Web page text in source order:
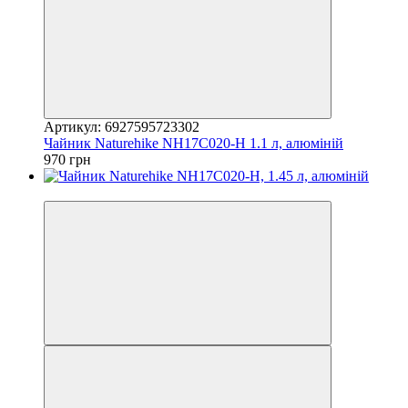
Артикул: 6927595723302
Чайник Naturehike NH17C020-H 1.1 л, алюміній
970 грн